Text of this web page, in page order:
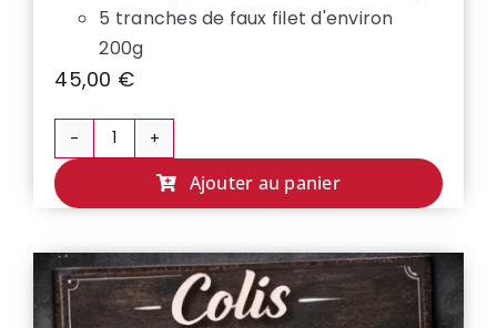
5 tranches de faux filet d'environ
200g
45,00 €
quantité
COLIS
💸
Ajouter au panier